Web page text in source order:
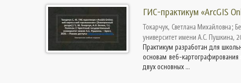
ГИС-практикум «ArcGIS
Токарчук, Светлана Михайловна;
университет имени А.С. Пушкина,
Практикум разработан для
основам веб-
двух основных ...